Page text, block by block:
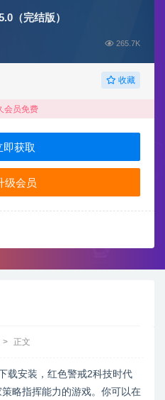
（完结版）
265.7K
收藏
会员免费
获取
会员
正文
载安装，红色警戒2科技时代
略指挥能力的游戏。你可以在